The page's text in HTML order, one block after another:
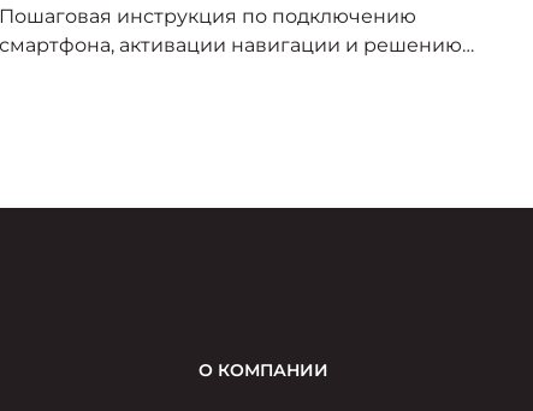
Пошаговая инструкция по подключению
смартфона, активации навигации и решению
О КОМПАНИИ